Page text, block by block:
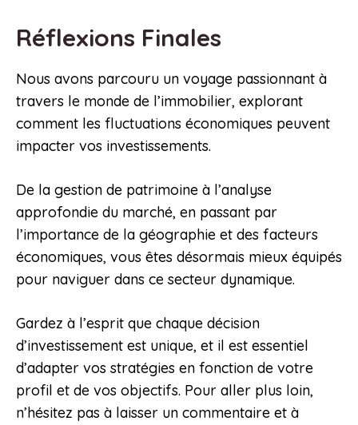
Réflexions Finales
Nous avons parcouru un voyage passionnant à
travers le monde de l’immobilier, explorant
comment les fluctuations économiques peuvent
impacter vos investissements.
De la gestion de patrimoine à l’analyse
approfondie du marché, en passant par
l’importance de la géographie et des facteurs
économiques, vous êtes désormais mieux équipés
pour naviguer dans ce secteur dynamique.
Gardez à l’esprit que chaque décision
d’investissement est unique, et il est essentiel
d’adapter vos stratégies en fonction de votre
profil et de vos objectifs. Pour aller plus loin,
n’hésitez pas à laisser un commentaire et à